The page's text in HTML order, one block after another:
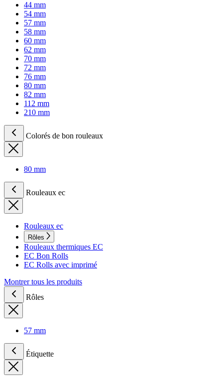
44 mm
54 mm
57 mm
58 mm
60 mm
62 mm
70 mm
72 mm
76 mm
80 mm
82 mm
112 mm
210 mm
Colorés de bon rouleaux
80 mm
Rouleaux ec
Rouleaux ec
Rôles
Rouleaux thermiques EC
EC Bon Rolls
EC Rolls avec imprimé
Montrer tous les produits
Rôles
57 mm
Étiquette